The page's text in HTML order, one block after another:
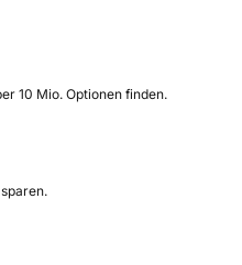
10 Mio. Optionen finden.